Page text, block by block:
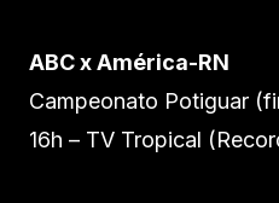
ABC x América-RN
Campeonato Potiguar
16h – TV Tropical